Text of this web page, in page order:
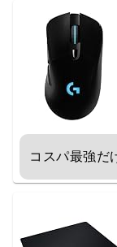
コスパ最強だ